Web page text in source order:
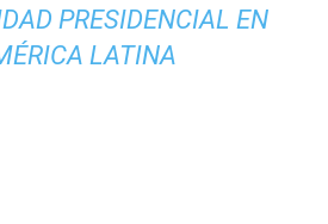
PRESIDENCIAL EN
LATINA